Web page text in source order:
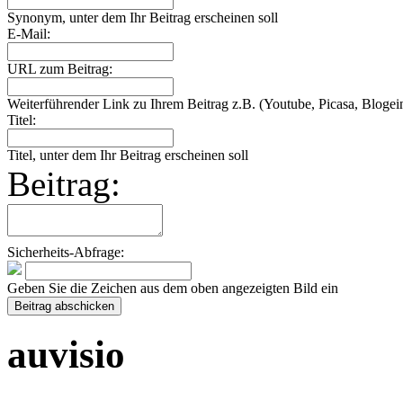
Synonym, unter dem Ihr Beitrag erscheinen soll
E-Mail:
URL zum Beitrag:
Weiterführender Link zu Ihrem Beitrag z.B. (Youtube, Picasa,
Titel:
Titel, unter dem Ihr Beitrag erscheinen soll
Beitrag:
Sicherheits-Abfrage:
Geben Sie die Zeichen aus dem oben angezeigten Bild ein
auvisio